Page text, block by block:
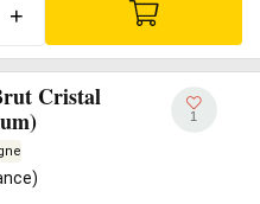
+
Cristal
1